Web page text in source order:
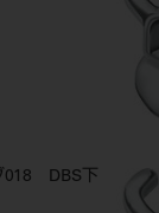
018 DBS下